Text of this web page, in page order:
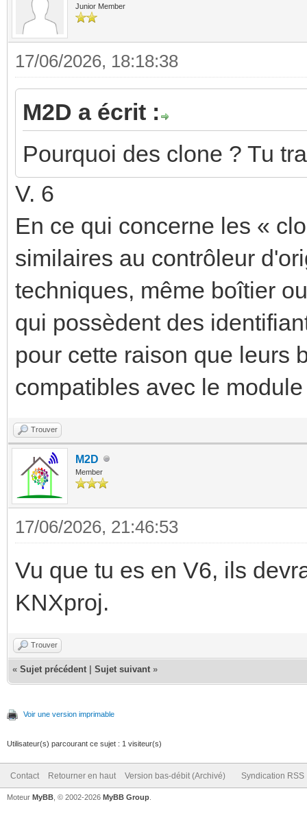
Junior Member
17/06/2026, 18:18:38
M2D a écrit :
Pourquoi des clone ? Tu
V. 6
En ce qui concerne les «
similaires au contrôleur
techniques, même boîtier
qui possèdent des
pour cette raison que leurs
compatibles avec le
Trouver
M2D
Member
17/06/2026, 21:46:53
Vu que tu es en V6, ils
KNXproj.
Trouver
« Sujet précédent Sujet suivant »
Voir une version imprimable
Utilisateur(s) parcourant ce sujet : 1 visiteur(s)
Contact Retourner en haut Version bas-débit (Archivé) Syndication RSS
Moteur MyBB , © 2002-2026 MyBB Group